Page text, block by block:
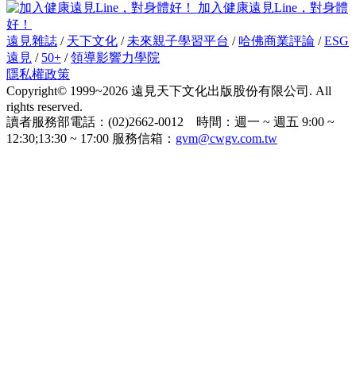
加入健康遠見Line，對身體
好！
遠見雜誌 / 天下文化 / 未來親子學習平台 / 哈佛商業評論 /ESG
遠見 / 50+ /領導影響力學院
隱私權政策
Copyright© 1999~2026 遠見天下文化出版股份有限公司. All
rights reserved.
讀者服務部電話：(02)2662-0012 時間：週一 ~ 週五 9:00 ~
12:30;13:30 ~ 17:00 服務信箱： gvm@cwgv.com.tw